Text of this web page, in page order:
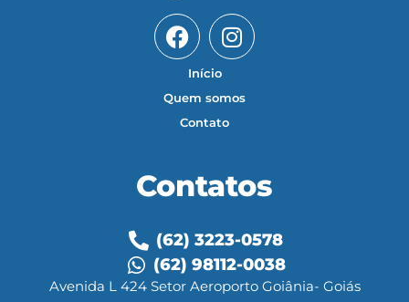
Início
Quem somos
Contato
Contatos
(62) 3223-0578
(62) 98112-0038
Avenida L 424 Setor Aeroporto Goiânia- Goiás